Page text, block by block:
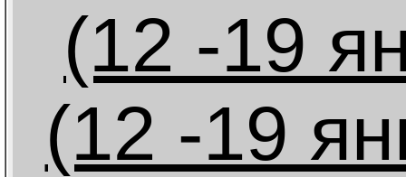
(12 -19
(12 -19